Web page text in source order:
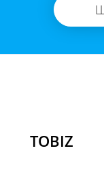
TOBIZ